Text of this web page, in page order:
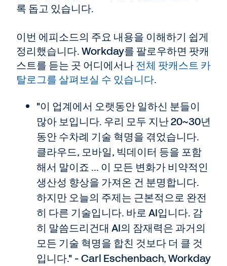
록 돕고 있습니다.
이번 에피소드의 주요 내용을 이해하기 쉽게
정리했습니다. Workday를 팔로우하면 팟캐
스트를 듣는 곳 어디에서나전체 팟캐스트 카
탈로그를 살펴보실 수 있습니다.
"이 업계에서 오랫동안 일하신 분들이
많아 보입니다. 우리 모두 지난 20~30년
동안 수차례 기술 혁명을 겪었습니다.
클라우드, 모바일, 빅데이터 등을 포함
해서 말이죠 ... 이 모든 변화가 비약적인
생산성 향상을 가져온 건 분명합니다.
하지만 오늘의 주제는 근본적으로 완전
히 다른 기술입니다. 바로 AI입니다. 감
히 말씀드리건대 AI의 잠재력은 과거의
모든 기술 혁명을 합친 것보다 더 클 것
입니다." - Carl Eschenbach, Workday